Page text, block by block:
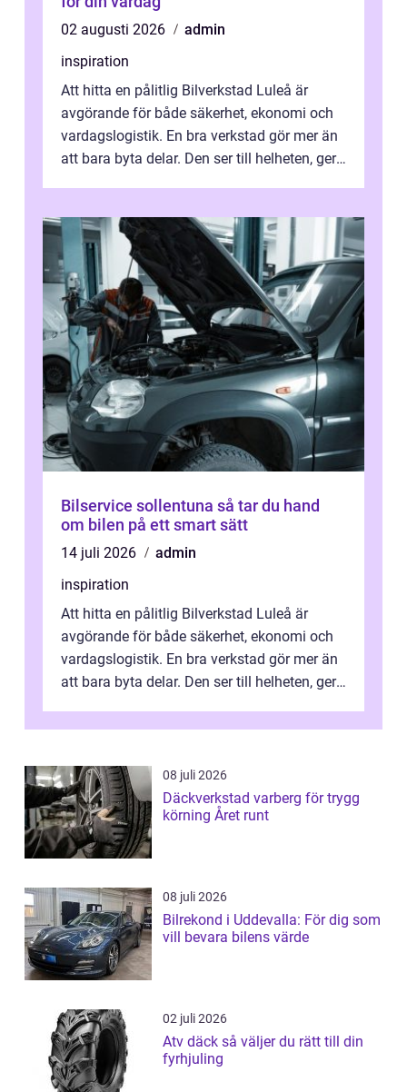
02 augusti 2026
admin
inspiration
Att hitta en pålitlig Bilverkstad Luleå är
avgörande för både säkerhet, ekonomi och
vardagslogistik. En bra verkstad gör mer än
att bara byta delar. Den ser till helheten, ger
Bilservice sollentuna så tar du hand
om bilen på ett smart sätt
14 juli 2026
admin
inspiration
Att hitta en pålitlig Bilverkstad Luleå är
avgörande för både säkerhet, ekonomi och
vardagslogistik. En bra verkstad gör mer än
att bara byta delar. Den ser till helheten, ger
08 juli 2026
Däckverkstad varberg för trygg
körning Året runt
08 juli 2026
Bilrekond i Uddevalla: För dig som
vill bevara bilens värde
02 juli 2026
Atv däck så väljer du rätt till din
fyrhjuling